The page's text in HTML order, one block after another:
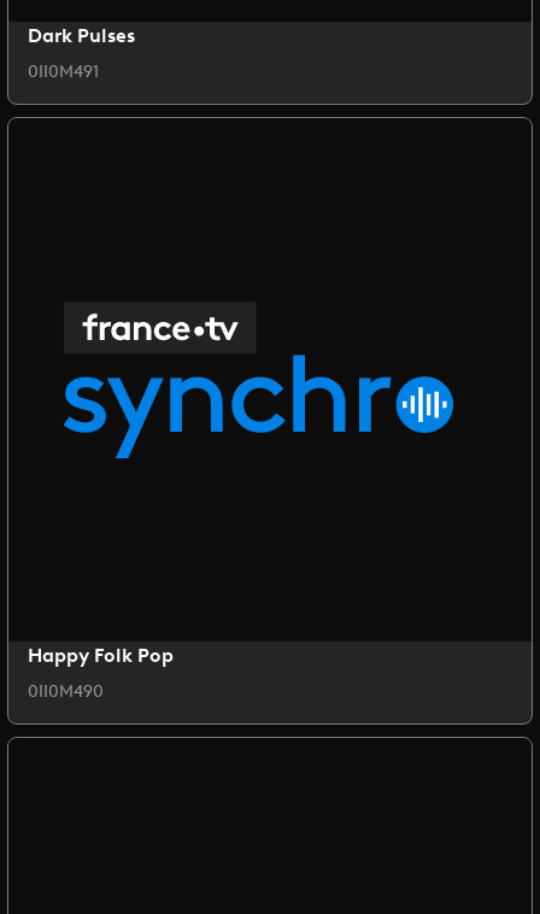
Dark Pulses
0II0M491
Happy Folk Pop
0II0M490